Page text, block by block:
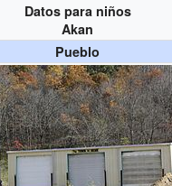
Datos para niños
Akan
Pueblo